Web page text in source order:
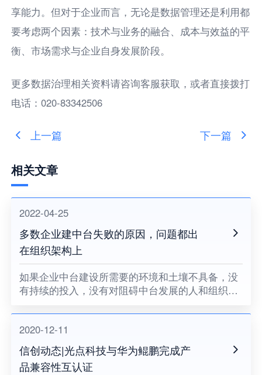
享能力。但对于企业而言，无论是数据管理还是利用都
要考虑两个因素：技术与业务的融合、成本与效益的平
衡、市场需求与企业自身发展阶段。
更多数据治理相关资料请咨询客服获取，或者直接拨打
电话：020-83342506
上一篇 下一篇
相关文章
2022-04-25
多数企业建中台失败的原因，问题都出
在组织架构上
如果企业中台建设所需要的环境和土壤不具备，没
有持续的投入，没有对阻碍中台发展的人和组织提
业中台将很难健康地成长。
2020-12-11
信创动态|光点科技与华为鲲鹏完成产
品兼容性互认证